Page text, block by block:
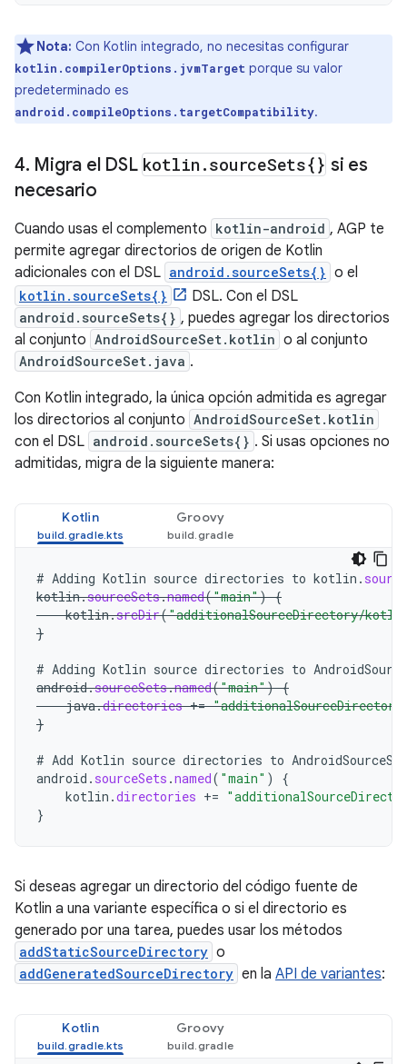
Nota: Con Kotlin integrado, no necesitas configurar
kotlin.compilerOptions.jvmTarget porque su valor
predeterminado es
android.compileOptions.targetCompatibility.
4. Migra el DSL kotlin .sourceSets{} si es
necesario
Cuando usas el complemento kotlin-android , AGP te
permite agregar directorios de origen de Kotlin
adicionales con el DSL android.sourceSets{} o el
kotlin.sourceSets{} DSL. Con el DSL
android.sourceSets{} , puedes agregar los directorios
al conjunto AndroidSourceSet.kotlin o al conjunto
AndroidSourceSet.java .
Con Kotlin integrado, la única opción admitida es agregar
los directorios al conjunto AndroidSourceSet.kotlin
con el DSL android.sourceSets{} . Si usas opciones no
admitidas, migra de la siguiente manera:
Kotlin Groovy
# Adding Kotlin source directories to kotlin .
kotlin.sourceSets.named("main") {
kotlin.srcDir("additionalSourceDirectory/
}
# Adding Kotlin source directories to
android.sourceSets.named("main") {
java.directories +=
}
# Add Kotlin source directories to AndroidSourceSet
android . sourceSets .named( "main" )
{
kotlin .directories +=
}
Si deseas agregar un directorio del código fuente de
Kotlin a una variante específica o si el directorio es
generado por una tarea, puedes usar los métodos
addStaticSourceDirectory o
addGeneratedSourceDirectory en la API de variantes:
Kotlin Groovy